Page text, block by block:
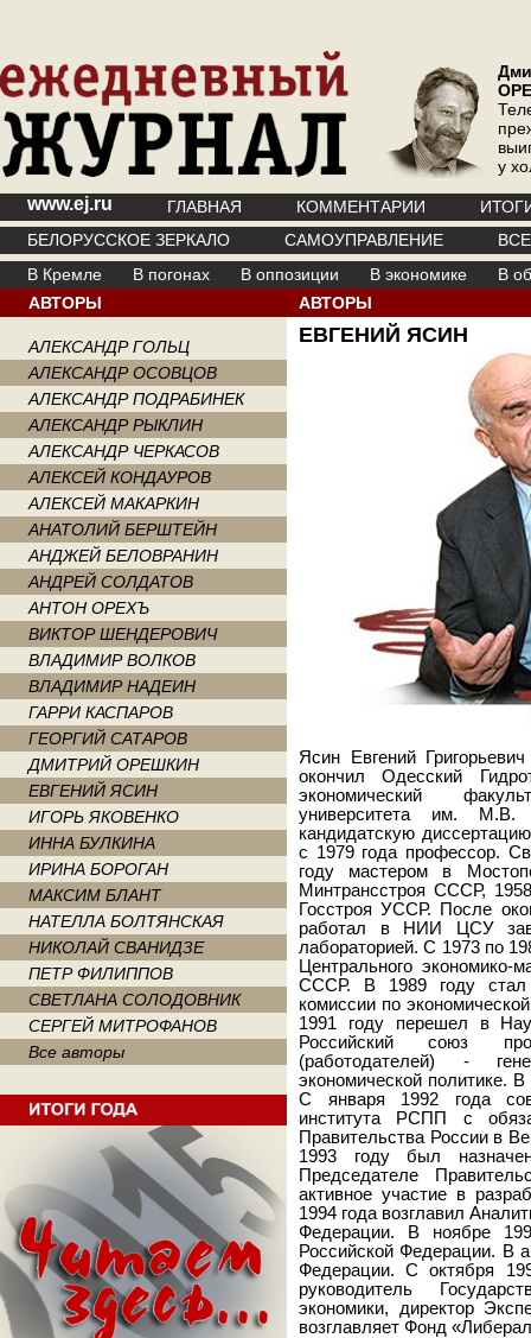
у
www.ej.ru ГЛАВНАЯ КОММЕНТАРИИ
БЕЛОРУССКОЕ ЗЕРКАЛО
САМОУПРАВЛЕНИЕ
В Кремле
В погонах В оппозиции В экономике
В
АВТОРЫ
АЛЕКСАНДР ГОЛЬЦ
АЛЕКСАНДР ОСОВЦОВ
АЛЕКСАНДР ПОДРАБИНЕК
АЛЕКСАНДР РЫКЛИН
АЛЕКСАНДР ЧЕРКАСОВ
АЛЕКСЕЙ КОНДАУРОВ
АЛЕКСЕЙ МАКАРКИН
АНАТОЛИЙ БЕРШТЕЙН
АНДЖЕЙ БЕЛОВРАНИН
АНДРЕЙ СОЛДАТОВ
АНТОН ОРЕХЪ
ВИКТОР ШЕНДЕРОВИЧ
ВЛАДИМИР ВОЛКОВ
ВЛАДИМИР НАДЕИН
ГАРРИ КАСПАРОВ
ГЕОРГИЙ САТАРОВ
ДМИТРИЙ ОРЕШКИН
ЕВГЕНИЙ ЯСИН
ИГОРЬ ЯКОВЕНКО
ИННА БУЛКИНА
ИРИНА БОРОГАН
МАКСИМ БЛАНТ
НАТЕЛЛА БОЛТЯНСКАЯ
НИКОЛАЙ СВАНИДЗЕ
ПЕТР ФИЛИППОВ
СВЕТЛАНА СОЛОДОВНИК
СЕРГЕЙ МИТРОФАНОВ
Все авторы
АВТОРЫ
ЕВГЕНИЙ ЯСИН
Ясин Евгений
окончил Одесский
экономический
университета им.
кандидатскую
с 1979 года профессор.
году мастером в
Минтрансстроя СССР,
Госстроя УССР. После
работал в НИИ ЦСУ
лабораторией. С 1973 по
Центрального экономико-
СССР. В 1989 году стал
комиссии по
1991 году перешел в
Российский союз
(работодателей) -
экономической политике.
С января 1992 года
института РСПП с
Правительства России в
1993 году был
Председателе
активное участие в
1994 года возглавил
Федерации. В ноябре
Российской Федерации. В
Федерации. С октября
руководитель
экономики, директор
возглавляет Фонд